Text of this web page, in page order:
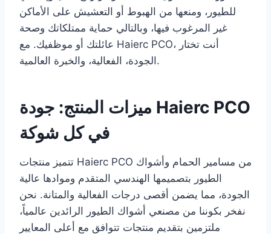
للطيور، ومنعها من الهبوط أو التعشيش على الأماكن
غير المرغوب فيها، وبالتالي حماية ممتلكاتك وصحة
عائلتك أو موظفيك. مع Haierc PCO، أنت تختار
الجودة، الفعالية، والخبرة العالمية.
ميزات المنتج: جودة Haierc PCO
في كل شوكة
تتميز منتجات Haierc PCO من مسامير الحمام وأشواك
الطيور بتصميمها الهندسي المتقدم وموادها عالية
الجودة، مما يضمن أقصى درجات الفعالية والمتانة. نحن
نفخر بكوننا من مصنعي أشواك الطيور الرائدين عالمياً،
ملتزمين بتقديم منتجات تتوافق مع أعلى المعايير